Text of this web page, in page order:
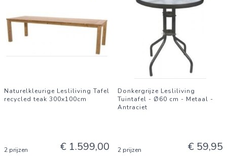
Naturelkleurige Lesliliving Tafel
recycled teak 300x100cm
2 prijzen € 1.599,00
Donkergrijze Lesliliving
Tuintafel - Ø60 cm - Metaal -
Antraciet
2 prijzen € 59,95